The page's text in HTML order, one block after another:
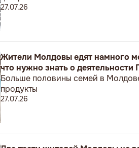
27.07.26
Жители Молдовы едят намного
что нужно знать о деятельности
Больше половины семей в
продукты
27.07.26